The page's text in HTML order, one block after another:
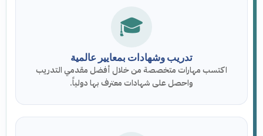
🎓
تدريب وشهادات بمعايير عالمية
اكتسب مهارات متخصصة من خلال أفضل مقدمي التدريب
واحصل على شهادات معترف بها دولياً.